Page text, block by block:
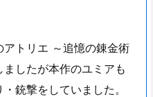
トリエ ～追憶の錬金術
したが本作のユミアも
銃撃をしていました。